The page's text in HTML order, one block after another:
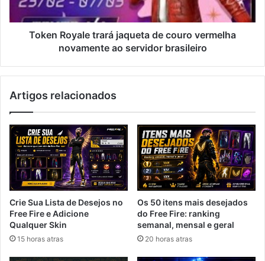
novamente
ao
servidorToken Royale trará jaqueta de couro vermelha
novamente ao servidor brasileiro
Artigos relacionados
Crie Sua Lista de Desejos no
Free Fire e Adicione
Qualquer Skin
15 horas atras
Os 50 itens mais desejados
do Free Fire: ranking
semanal, mensal e geral
20 horas atras